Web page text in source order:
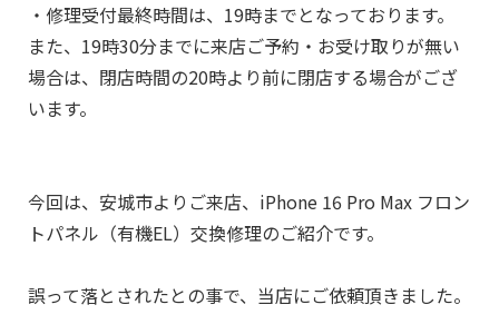
・修理受付最終時間は、19時までとなっております。
また、19時30分までに来店ご予約・お受け取りが無い
場合は、閉店時間の20時より前に閉店する場合がござ
います。
今回は、安城市よりご来店、iPhone 16 Pro Max フロン
トパネル（有機EL） 交換修理のご紹介です。
誤って落とされたとの事で、当店にご依頼頂きました。